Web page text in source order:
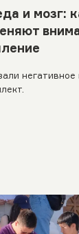
и мозг:
негативное